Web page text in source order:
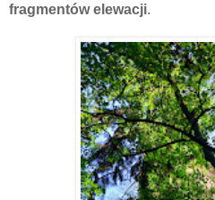
fragmentów elewacji.